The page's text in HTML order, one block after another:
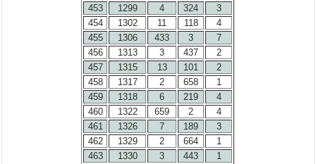
453
1299 4 324
3
454
1302 11 118
4
455
1306 433 3
7
456
1313 3 437
2
457
1315 13 101
2
458
1317 2 658
1
459
1318 6 219
4
460
1322 659 2
4
461
1326 7 189
3
462
1329 2 664
1
463
1330 3 443
1